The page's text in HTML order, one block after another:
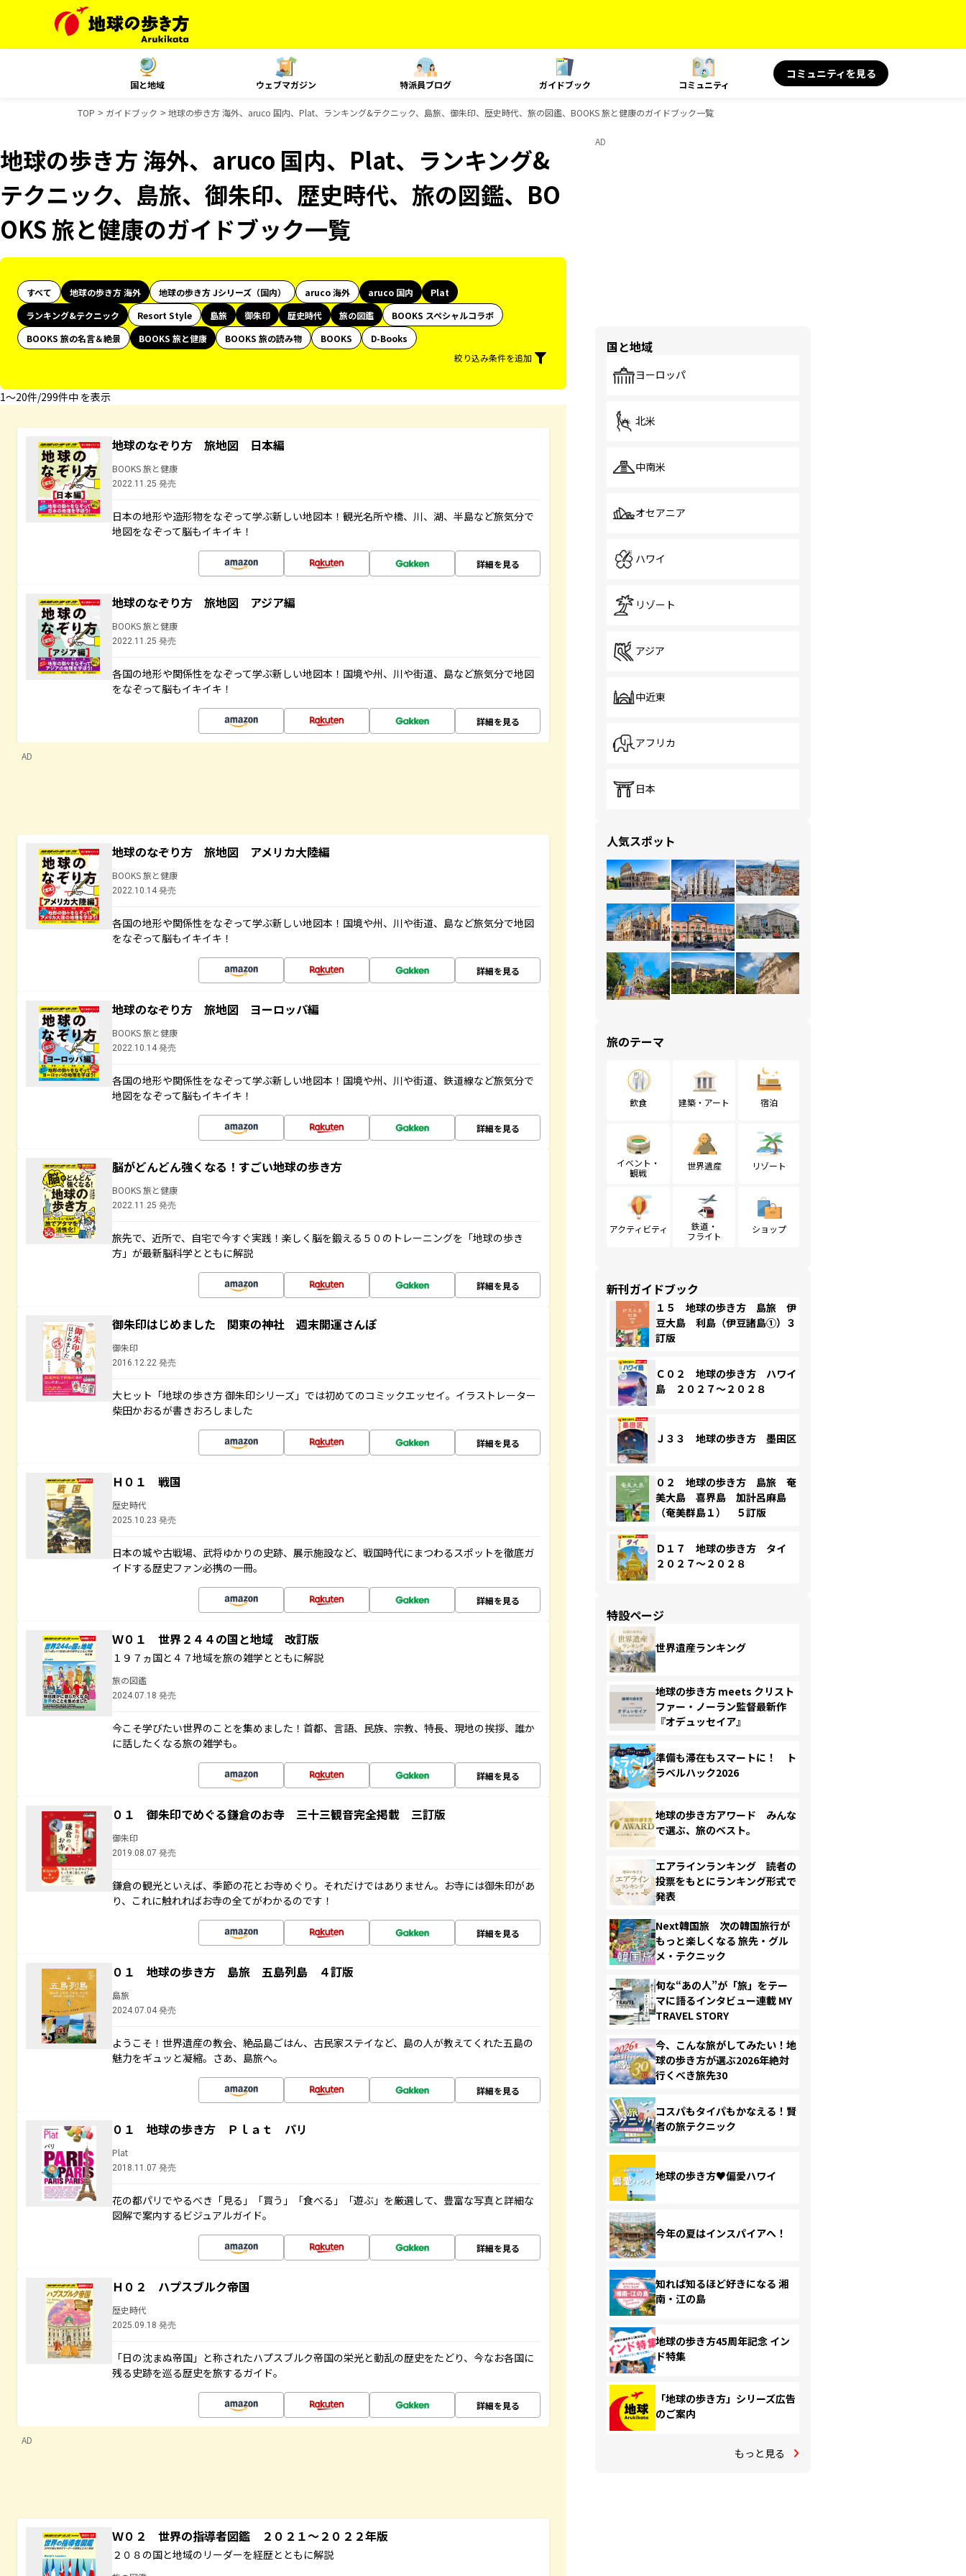
国と地域 ウェブマガジン 特派員ブログ ガイドブック コミュニティ
コミュニティを見る
TOP ガイドブック 地球の歩き方 海外、aruco 国内、Plat、ランキング&テクニック、島旅、御朱印、歴史時代、旅の図鑑、BOOKS 旅と健康のガイドブック一覧
地球の歩き方 海外、aruco 国内、Plat、ランキング&
テクニック、島旅、御朱印、歴史時代、旅の図鑑、BO
OKS 旅と健康のガイドブック一覧
すべて 地球の歩き方 海外 地球の歩き方 Jシリーズ（国内） aruco 海外 aruco 国内
Plat
ランキング&テクニック
Resort Style 島旅 御朱印 歴史時代 旅の図鑑
BOOKS スペシャルコラボ
BOOKS 旅の名言＆絶景
BOOKS 旅と健康 BOOKS 旅の読み物 BOOKS
D-Books
絞り込み条件を追加
1〜20件/299件中 を表示
地球のなぞり方 旅地図 日本編
BOOKS 旅と健康
2022.11.25 発売
日本の地形や造形物をなぞって学ぶ新しい地図本！観光名所や橋、川、湖、半島など旅気分で
地図をなぞって脳もイキイキ！
詳細を見る
地球のなぞり方 旅地図 アジア編
BOOKS 旅と健康
2022.11.25 発売
各国の地形や関係性をなぞって学ぶ新しい地図本！国境や州、川や街道、島など旅気分で地図
をなぞって脳もイキイキ！
詳細を見る
AD
地球のなぞり方 旅地図 アメリカ大陸編
BOOKS 旅と健康
2022.10.14 発売
各国の地形や関係性をなぞって学ぶ新しい地図本！国境や州、川や街道、島など旅気分で地図
をなぞって脳もイキイキ！
詳細を見る
地球のなぞり方 旅地図 ヨーロッパ編
BOOKS 旅と健康
2022.10.14 発売
各国の地形や関係性をなぞって学ぶ新しい地図本！国境や州、川や街道、鉄道線など旅気分で
地図をなぞって脳もイキイキ！
詳細を見る
脳がどんどん強くなる！すごい地球の歩き方
BOOKS 旅と健康
2022.11.25 発売
旅先で、近所で、自宅で今すぐ実践！楽しく脳を鍛える５０のトレーニングを「地球の歩き
方」が最新脳科学とともに解説
詳細を見る
御朱印はじめました 関東の神社 週末開運さんぽ
御朱印
2016.12.22 発売
大ヒット「地球の歩き方 御朱印シリーズ」では初めてのコミックエッセイ。イラストレーター
柴田かおるが書きおろしました
詳細を見る
Ｈ０１ 戦国
歴史時代
2025.10.23 発売
日本の城や古戦場、武将ゆかりの史跡、展示施設など、戦国時代にまつわるスポットを徹底ガ
イドする歴史ファン必携の一冊。
詳細を見る
Ｗ０１ 世界２４４の国と地域 改訂版
１９７ヵ国と４７地域を旅の雑学とともに解説
旅の図鑑
2024.07.18 発売
今こそ学びたい世界のことを集めました！首都、言語、民族、宗教、特長、現地の挨拶、誰か
に話したくなる旅の雑学も。
詳細を見る
０１ 御朱印でめぐる鎌倉のお寺 三十三観音完全掲載 三訂版
御朱印
2019.08.07 発売
鎌倉の観光といえば、季節の花とお寺めぐり。それだけではありません。お寺には御朱印があ
り、これに触れればお寺の全てがわかるのです！
詳細を見る
０１ 地球の歩き方 島旅 五島列島 ４訂版
島旅
2024.07.04 発売
ようこそ！世界遺産の教会、絶品島ごはん、古民家ステイなど、島の人が教えてくれた五島の
魅力をギュッと凝縮。さあ、島旅へ。
詳細を見る
０１ 地球の歩き方 Ｐｌａｔ パリ
Plat
2018.11.07 発売
花の都パリでやるべき「見る」「買う」「食べる」「遊ぶ」を厳選して、豊富な写真と詳細な
図解で案内するビジュアルガイド。
詳細を見る
Ｈ０２ ハプスブルク帝国
歴史時代
2025.09.18 発売
「日の沈まぬ帝国」と称されたハプスブルク帝国の栄光と動乱の歴史をたどり、今なお各国に
残る史跡を巡る歴史を旅するガイド。
詳細を見る
AD
Ｗ０２ 世界の指導者図鑑 ２０２１～２０２２年版
２０８の国と地域のリーダーを経歴とともに解説
AD
国と地域
ヨーロッパ
北米
中南米
オセアニア
ハワイ
リゾート
アジア
中近東
アフリカ
日本
人気スポット
旅のテーマ
飲食 建築・アート 宿泊
イベント・
観戦
世界遺産 リゾート
アクティビティ
鉄道・
フライト
ショップ
新刊ガイドブック
１５ 地球の歩き方 島旅 伊
豆大島 利島（伊豆諸島①）３
訂版
Ｃ０２ 地球の歩き方 ハワイ
島 ２０２７～２０２８
Ｊ３３ 地球の歩き方 墨田区
０２ 地球の歩き方 島旅 奄
美大島 喜界島 加計呂麻島
（奄美群島１） ５訂版
Ｄ１７ 地球の歩き方 タイ
２０２７～２０２８
特設ページ
世界遺産ランキング
地球の歩き方 meets クリスト
ファー・ノーラン監督最新作
『オデュッセイア』
準備も滞在もスマートに！ ト
ラベルハック2026
地球の歩き方アワード みんな
で選ぶ、旅のベスト。
エアラインランキング 読者の
投票をもとにランキング形式で
発表
Next韓国旅 次の韓国旅行が
もっと楽しくなる 旅先・グル
メ・テクニック
旬な“あの人”が「旅」をテー
マに語るインタビュー連載 MY
TRAVEL STORY
今、こんな旅がしてみたい！地
球の歩き方が選ぶ2026年絶対
行くべき旅先30
コスパもタイパもかなえる！賢
者の旅テクニック
地球の歩き方♥偏愛ハワイ
今年の夏はインスパイアへ！
知れば知るほど好きになる 湘
南・江の島
地球の歩き方45周年記念 イン
ド特集
「地球の歩き方」シリーズ広告
のご案内
もっと見る